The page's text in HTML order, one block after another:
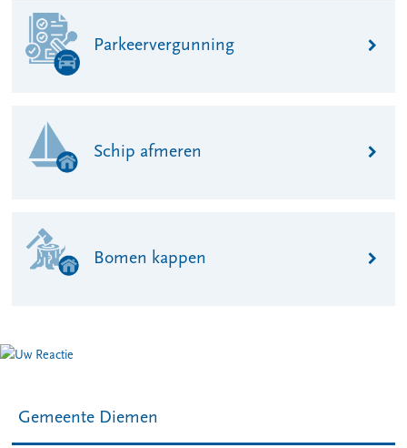
Parkeervergunning
Schip afmeren
Bomen kappen
Gemeente Diemen